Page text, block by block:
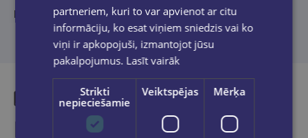
No spāņu valodas tulkojusi Baiba Liepiņa
Līdzīgas preces
partneriem, kuri to var apvienot ar citu
informāciju, ko esat viņiem sniedzis vai ko
viņi ir apkopojuši, izmantojot jūsu
pakalpojumus. Lasīt vairāk
Strikti
nepieciešamie
Veiktspējas Mērķa